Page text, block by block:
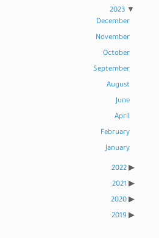
2023
December
November
October
September
August
June
April
February
January
2022
2021
2020
2019